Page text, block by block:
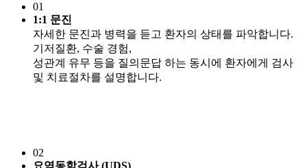
01
1:1 문진
자세한 문진과 병력을 듣고 환자의 상태를 파악합니다.
기저질환, 수술 경험,
성관계 유무 등을 질의문답 하는 동시에 환자에게 검사
및 치료절차를 설명합니다.
02